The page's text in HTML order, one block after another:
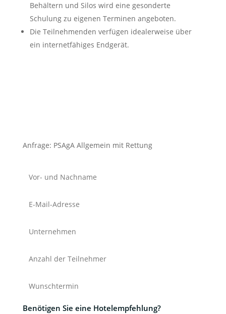
Behältern und Silos wird eine gesonderte
Schulung zu eigenen Terminen angeboten.
Die Teilnehmenden verfügen idealerweise über
ein internetfähiges Endgerät.
Anfrage: PSAgA Allgemein mit Rettung
Benötigen Sie eine Hotelempfehlung?